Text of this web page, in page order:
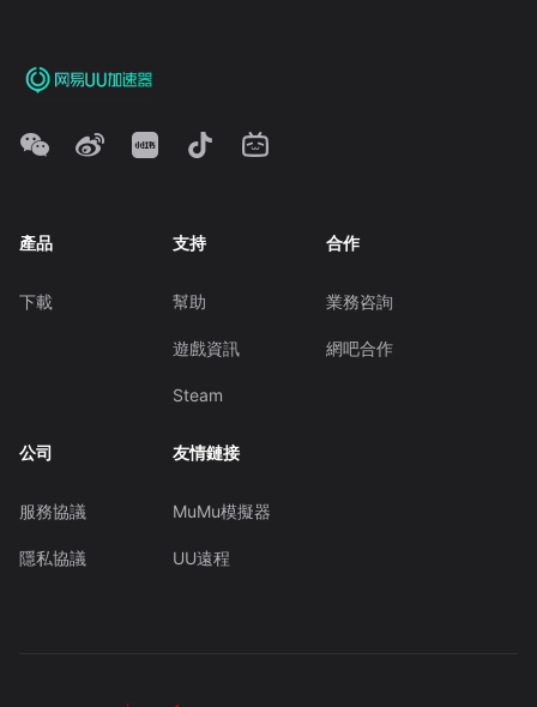
產品
下載
支持
幫助
遊戲資訊
Steam
合作
業務咨詢
網吧合作
公司
服務協議
隱私協議
友情鏈接
MuMu模擬器
UU遠程